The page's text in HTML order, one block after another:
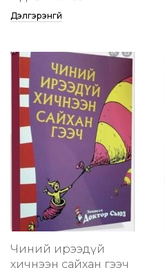
Дэлгэрэнгүй
Чиний ирээдүй
хичнээн сайхан гээч